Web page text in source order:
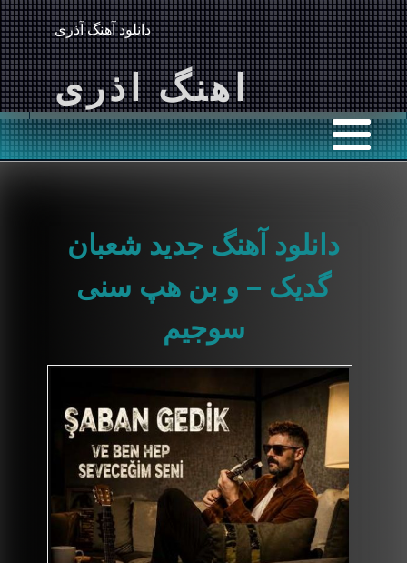
دانلود آهنگ آذری
اهنگ اذری
دانلود آهنگ جدید شعبان
گدیک – و بن هپ سنی
سوجیم